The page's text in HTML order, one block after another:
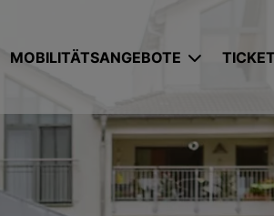
AUFKLAPPEN
Einschränkungen
MOBILITÄTSANGEBOTE
Wasserstoffbusse
monti
Beverbus
Bürgerbus
Abo-